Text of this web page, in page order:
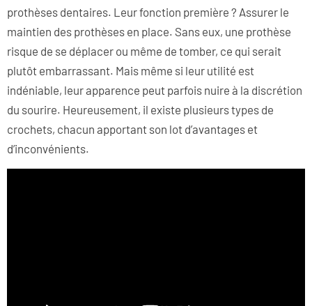
prothèses dentaires. Leur fonction première ? Assurer le
maintien des prothèses en place. Sans eux, une prothèse
risque de se déplacer ou même de tomber, ce qui serait
plutôt embarrassant. Mais même si leur utilité est
indéniable, leur apparence peut parfois nuire à la discrétion
du sourire. Heureusement, il existe plusieurs types de
crochets, chacun apportant son lot d’avantages et
d’inconvénients.